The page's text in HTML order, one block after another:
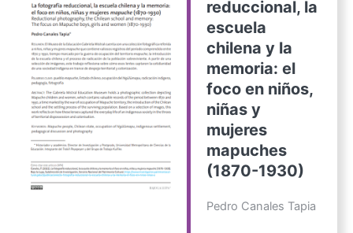
reduccional, la
escuela
chilena y la
memoria: el
foco en niños,
niñas y
mujeres
mapuches
(1870-1930)
Pedro Canales Tapia